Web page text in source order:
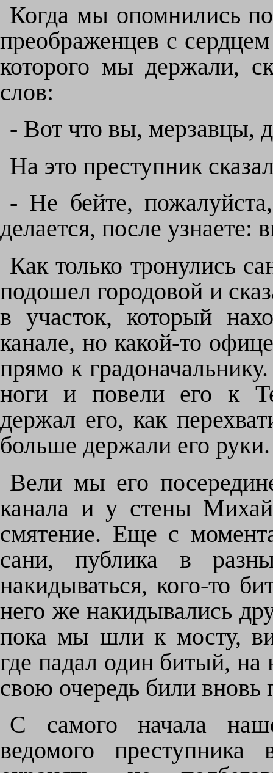
Когда мы опомнились
преображенцев с
которого мы держали,
слов:
- Вот что вы, мерзавцы,
На это преступник
- Не бейте,
делается, после
Как только тронулись
подошел городовой и
в участок, который
канале, но какой-то
прямо к
ноги и повели его к
держал его, как
больше держали его руки.
Вели мы его
канала и у стены
смятение. Еще с
сани, публика в
накидываться, кого-то
него же накидывались
пока мы шли к мосту,
где падал один битый, на
свою очередь били вновь
С самого начала
ведомого